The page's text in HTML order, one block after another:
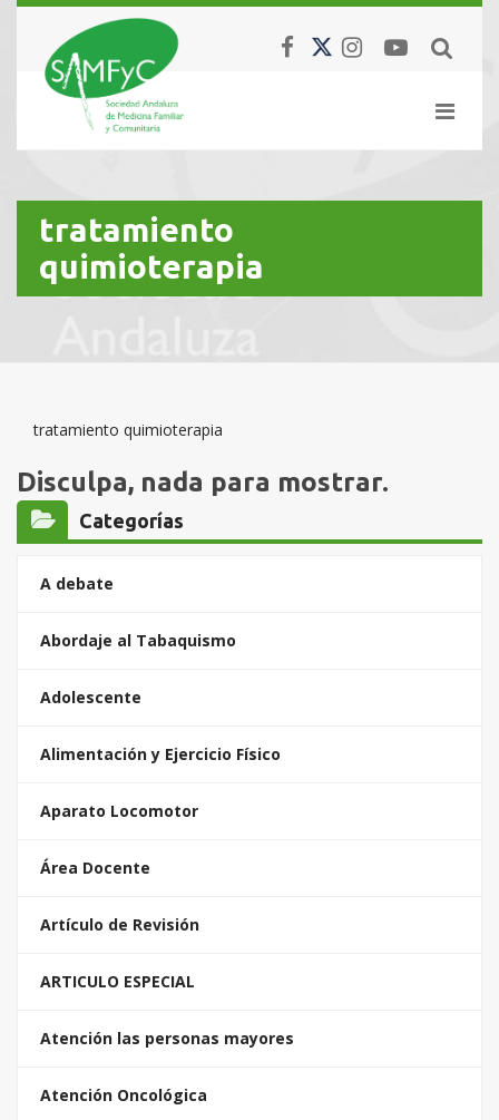
tratamiento
quimioterapia
tratamiento quimioterapia
Disculpa, nada para mostrar.
Categorías
A debate
Abordaje al Tabaquismo
Adolescente
Alimentación y Ejercicio Físico
Aparato Locomotor
Área Docente
Artículo de Revisión
ARTICULO ESPECIAL
Atención las personas mayores
Atención Oncológica